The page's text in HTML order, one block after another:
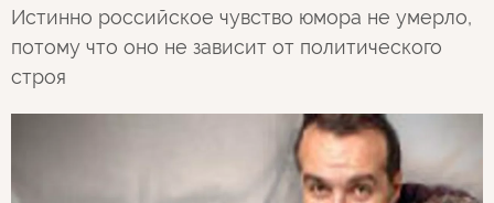
Истинно российское чувство юмора не умерло,
потому что оно не зависит от политического
строя